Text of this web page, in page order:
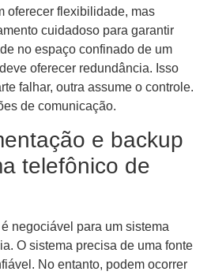
oferecer flexibilidade, mas
cuidadoso para garantir
no espaço confinado de um
oferecer redundância. Isso
falhar, outra assume o controle.
de comunicação.
e backup
telefônico de
negociável para um sistema
O sistema precisa de uma fonte
No entanto, podem ocorrer